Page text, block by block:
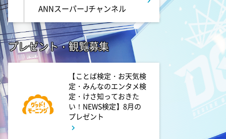
ANNスーパーJチャンネル
よる 6:00
相葉マナブ 夏の果物スイーツ
スペシャル!
よる 6:56
ナニコレ珍百景 知られざる日
本三大○○&北海道の先っちょで
日本最北の○○発見!
プレゼント・観覧募集
【ことば検定・お天気検
定・みんなのエンタメ検
定・けさ知っておきた
い！NEWS検定】8月の
プレゼント